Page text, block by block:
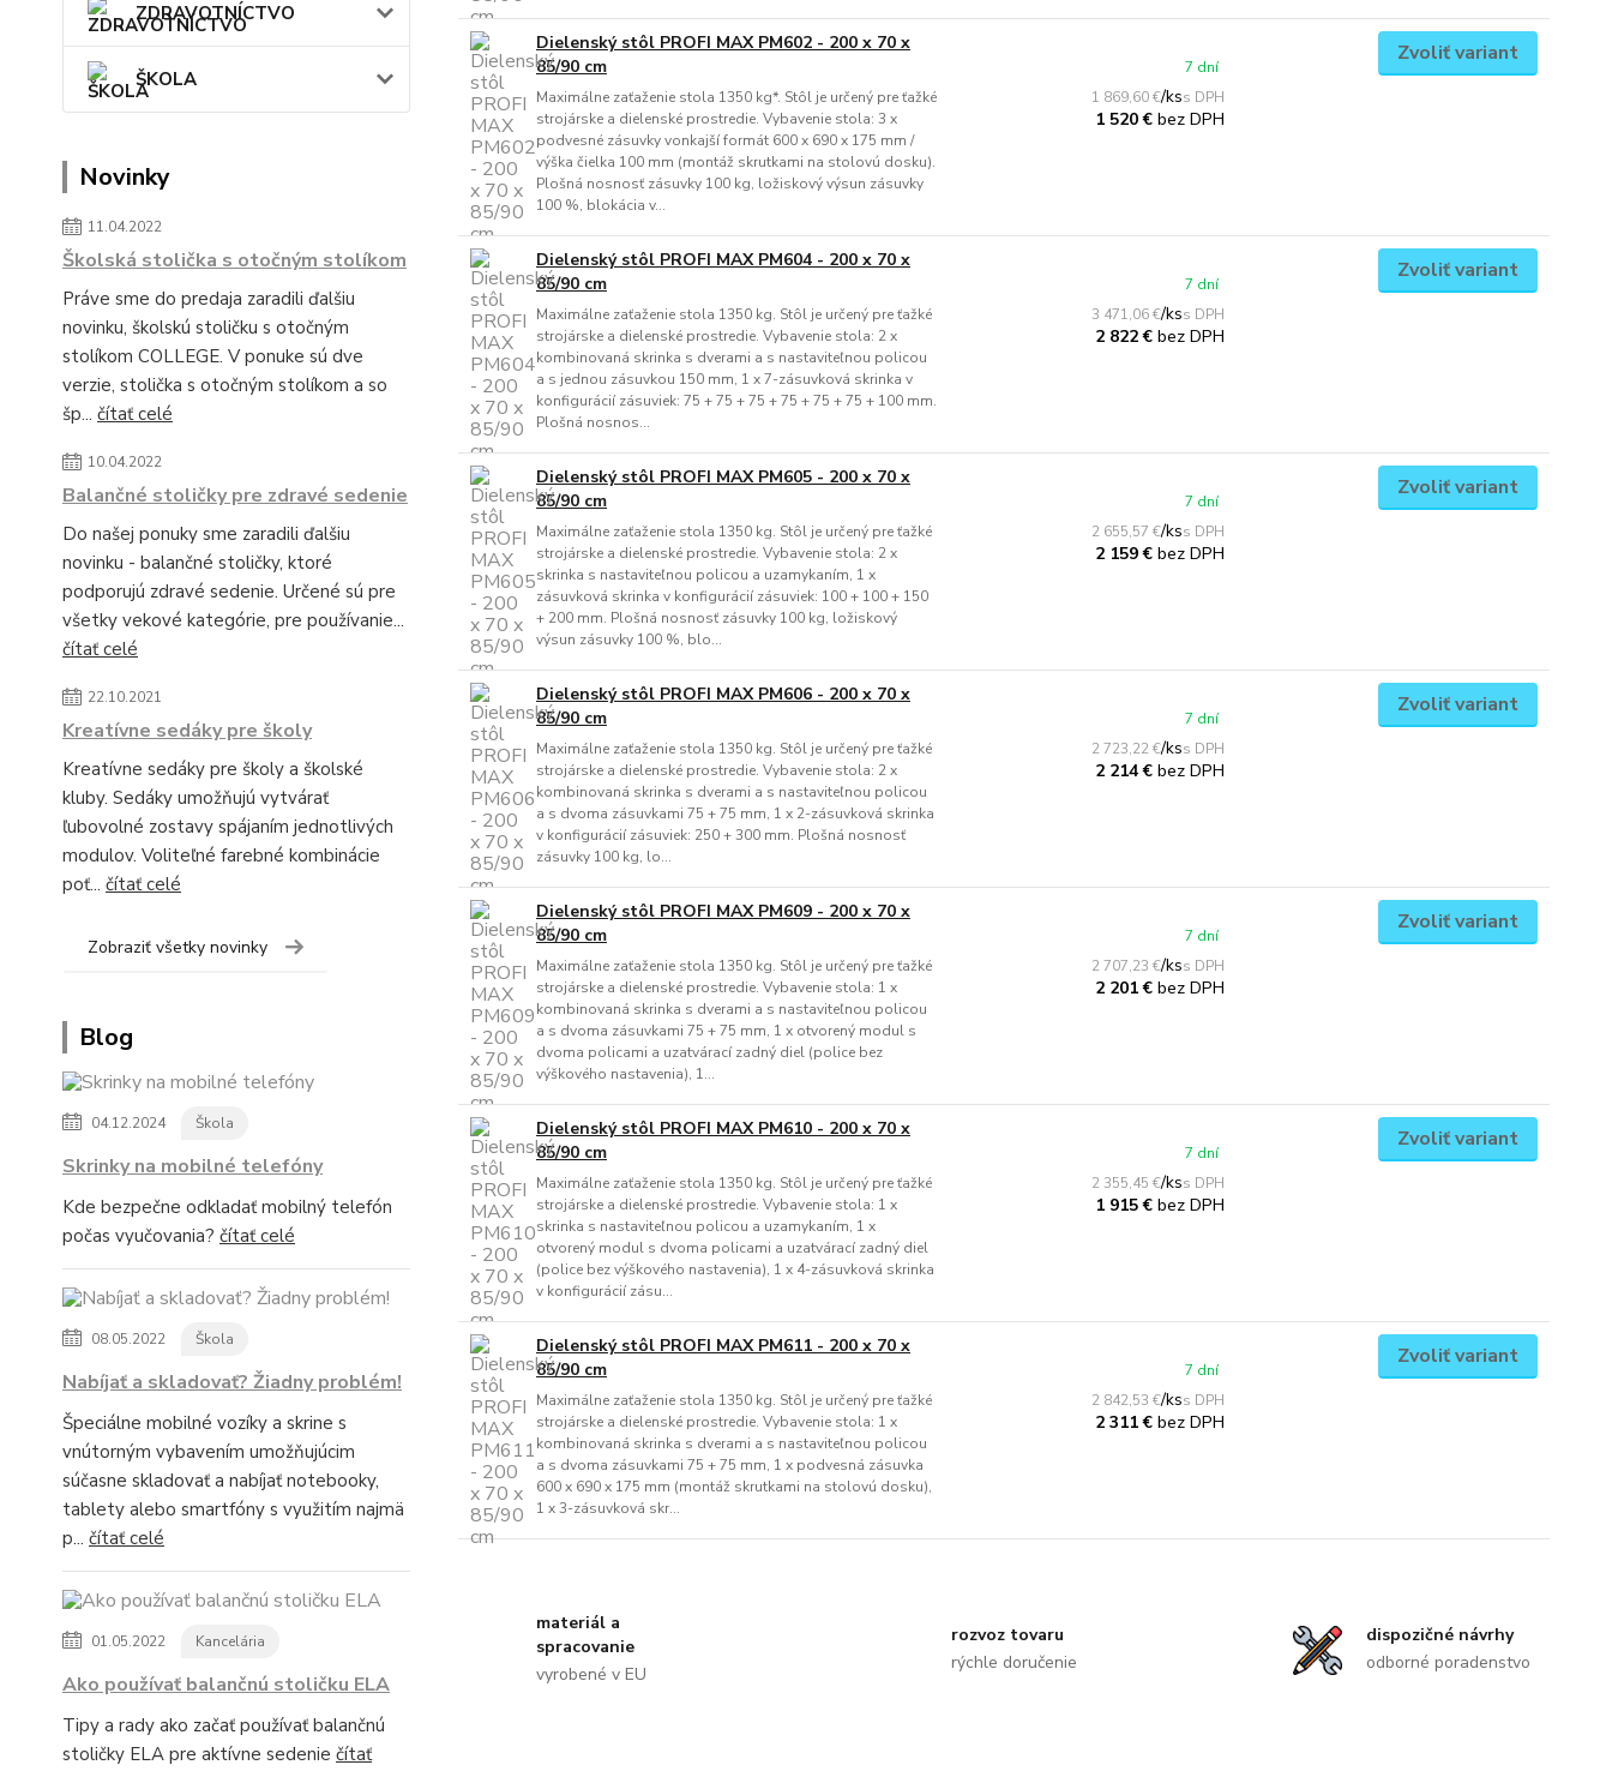
ZDRAVOTNÍCTVO
ŠKOLA
Novinky
11.04.2022
Školská stolička s otočným stolíkom
Práve sme do predaja zaradili ďalšiu
novinku, školskú stoličku s otočným
stolíkom COLLEGE. V ponuke sú dve
verzie, stolička s otočným stolíkom a so
šp... čítať celé
10.04.2022
Balančné stoličky pre zdravé sedenie
Do našej ponuky sme zaradili ďalšiu
novinku - balančné stoličky, ktoré
podporujú zdravé sedenie. Určené sú pre
všetky vekové kategórie, pre používanie...
čítať celé
22.10.2021
Kreatívne sedáky pre školy
Kreatívne sedáky pre školy a školské
kluby. Sedáky umožňujú vytvárať
ľubovolné zostavy spájaním jednotlivých
modulov. Voliteľné farebné kombinácie
poť... čítať celé
Zobraziť všetky novinky
Blog
04.12.2024 Škola
Skrinky na mobilné telefóny
Kde bezpečne odkladať mobilný telefón
počas vyučovania? čítať celé
08.05.2022 Škola
Nabíjať a skladovať? Žiadny problém!
Špeciálne mobilné vozíky a skrine s
vnútorným vybavením umožňujúcim
súčasne skladovať a nabíjať notebooky,
tablety alebo smartfóny s využitím najmä
p... čítať celé
01.05.2022 Kancelária
Ako používať balančnú stoličku ELA
Tipy a rady ako začať používať balančnú
stoličky ELA pre aktívne sedenie čítať
Dielenský stôl PROFI MAX PM602 - 200 x 70 x
85/90 cm
Maximálne zaťaženie stola 1350 kg*. Stôl je určený pre ťažké
strojárske a dielenské prostredie. Vybavenie stola: 3 x
podvesné zásuvky vonkajší formát 600 x 690 x 175 mm /
výška čielka 100 mm (montáž skrutkami na stolovú dosku).
Plošná nosnosť zásuvky 100 kg, ložiskový výsun zásuvky
100 %, blokácia v...
1 869,60 €/ks
1 520 €bez DPH
7 dní
Zvoliť variant
Dielenský stôl PROFI MAX PM604 - 200 x 70 x
85/90 cm
Maximálne zaťaženie stola 1350 kg. Stôl je určený pre ťažké
strojárske a dielenské prostredie. Vybavenie stola: 2 x
kombinovaná skrinka s dverami a s nastaviteľnou policou
a s jednou zásuvkou 150 mm, 1 x 7-zásuvková skrinka v
konfigurácií zásuviek: 75 + 75 + 75 + 75 + 75 + 75 + 100 mm.
Plošná nosnos...
3 471,06 €/ks
2 822 €bez DPH
7 dní
Zvoliť variant
Dielenský stôl PROFI MAX PM605 - 200 x 70 x
85/90 cm
Maximálne zaťaženie stola 1350 kg. Stôl je určený pre ťažké
strojárske a dielenské prostredie. Vybavenie stola: 2 x
skrinka s nastaviteľnou policou a uzamykaním, 1 x
zásuvková skrinka v konfigurácií zásuviek: 100 + 100 + 150
+ 200 mm. Plošná nosnosť zásuvky 100 kg, ložiskový
výsun zásuvky 100 %, blo...
2 655,57 €/ks
2 159 €bez DPH
7 dní
Zvoliť variant
Dielenský stôl PROFI MAX PM606 - 200 x 70 x
85/90 cm
Maximálne zaťaženie stola 1350 kg. Stôl je určený pre ťažké
strojárske a dielenské prostredie. Vybavenie stola: 2 x
kombinovaná skrinka s dverami a s nastaviteľnou policou
a s dvoma zásuvkami 75 + 75 mm, 1 x 2-zásuvková skrinka
v konfigurácií zásuviek: 250 + 300 mm. Plošná nosnosť
zásuvky 100 kg, lo...
2 723,22 €/ks
2 214 €bez DPH
7 dní
Zvoliť variant
Dielenský stôl PROFI MAX PM609 - 200 x 70 x
85/90 cm
Maximálne zaťaženie stola 1350 kg. Stôl je určený pre ťažké
strojárske a dielenské prostredie. Vybavenie stola: 1 x
kombinovaná skrinka s dverami a s nastaviteľnou policou
a s dvoma zásuvkami 75 + 75 mm, 1 x otvorený modul s
dvoma policami a uzatvárací zadný diel (police bez
výškového nastavenia), 1...
2 707,23 €/ks
2 201 €bez DPH
7 dní
Zvoliť variant
Dielenský stôl PROFI MAX PM610 - 200 x 70 x
85/90 cm
Maximálne zaťaženie stola 1350 kg. Stôl je určený pre ťažké
strojárske a dielenské prostredie. Vybavenie stola: 1 x
skrinka s nastaviteľnou policou a uzamykaním, 1 x
otvorený modul s dvoma policami a uzatvárací zadný diel
(police bez výškového nastavenia), 1 x 4-zásuvková skrinka
v konfigurácií zásu...
2 355,45 €/ks
1 915 €bez DPH
7 dní
Zvoliť variant
Dielenský stôl PROFI MAX PM611 - 200 x 70 x
85/90 cm
Maximálne zaťaženie stola 1350 kg. Stôl je určený pre ťažké
strojárske a dielenské prostredie. Vybavenie stola: 1 x
kombinovaná skrinka s dverami a s nastaviteľnou policou
a s dvoma zásuvkami 75 + 75 mm, 1 x podvesná zásuvka
600 x 690 x 175 mm (montáž skrutkami na stolovú dosku),
1 x 3-zásuvková skr...
2 842,53 €/ks
2 311 €bez DPH
7 dní
Zvoliť variant
materiál a
spracovanie
vyrobené v EU
rozvoz tovaru
rýchle doručenie
dispozičné návrhy
odborné poradenstvo